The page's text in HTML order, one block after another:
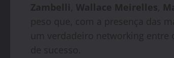
Zambelli, Wallace Meirelles,
peso que, com a presença das
um verdadeiro networking
de sucesso.